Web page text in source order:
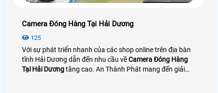
Camera Đóng Hàng Tại Hải Dương
125
Với sự phát triển nhanh của các shop online trên địa bàn
tĩnh Hải Dương dẫn đến nhu cầu vềCamera Đóng Hàng
Tại Hải Dươngtăng cao. An Thành Phát mang đến giải